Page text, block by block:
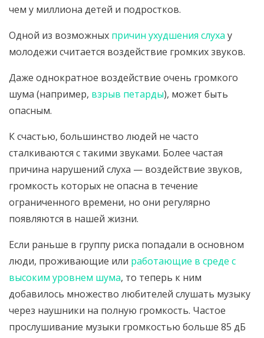
чем у миллиона детей и подростков.
Одной из возможных причин ухудшения слуха у
молодежи считается воздействие громких звуков.
Даже однократное воздействие очень громкого
шума (например, взрыв петарды), может быть
опасным.
К счастью, большинство людей не часто
сталкиваются с такими звуками. Более частая
причина нарушений слуха — воздействие звуков,
громкость которых не опасна в течение
ограниченного времени, но они регулярно
появляются в нашей жизни.
Если раньше в группу риска попадали в основном
люди, проживающие или работающие в среде с
высоким уровнем шума, то теперь к ним
добавилось множество любителей слушать музыку
через наушники на полную громкость. Частое
прослушивание музыки громкостью больше 85 дБ